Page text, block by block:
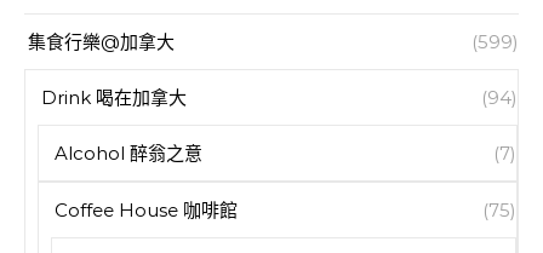
集食行樂@加拿大 (599)
Drink 喝在加拿大 (94)
Alcohol 醉翁之意 (7)
Coffee House 咖啡館 (75)